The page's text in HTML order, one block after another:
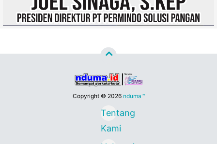
Copyright © 2026 nduma™
Tentang
Kami